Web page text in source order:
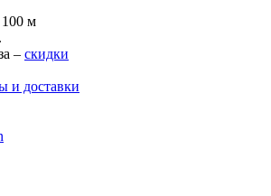
100 м
– скидки
и доставки